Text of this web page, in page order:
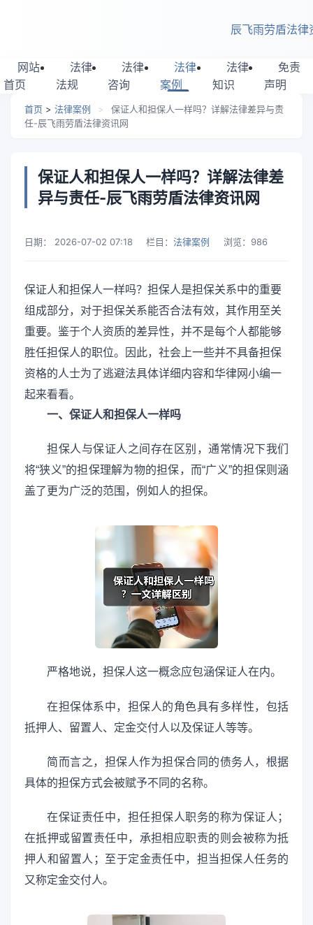
辰飞雨劳盾法律
网站
首页
法律
法规
法律
咨询
法律
案例
法律
知识
免责
声明
首页 > 法律案例 >
保证人和担保人一样吗？详解法律差异与责
任-辰飞雨劳盾法律资讯网
保证人和担保人一样吗？详解法律差
异与责任-辰飞雨劳盾法律资讯网
日期： 2026-07-02 07:18 栏目： 法律案例 浏览： 986
保证人和担保人一样吗？担保人是担保关系中的重要
组成部分，对于担保关系能否合法有效，其作用至关
重要。鉴于个人资质的差异性，并不是每个人都能够
胜任担保人的职位。因此，社会上一些并不具备担保
资格的人士为了逃避法具体详细内容和华律网小编一
起来看看。
一、保证人和担保人一样吗
担保人与保证人之间存在区别，通常情况下我们
将“狭义”的担保理解为物的担保，而“广义”的担保则涵
盖了更为广泛的范围，例如人的担保。
严格地说，担保人这一概念应包涵保证人在内。
在担保体系中，担保人的角色具有多样性，包括
抵押人、留置人、定金交付人以及保证人等等。
简而言之，担保人作为担保合同的债务人，根据
具体的担保方式会被赋予不同的名称。
在保证责任中，担任担保人职务的称为保证人；
在抵押或留置责任中，承担相应职责的则会被称为抵
押人和留置人；至于定金责任中，担当担保人任务的
又称定金交付人。